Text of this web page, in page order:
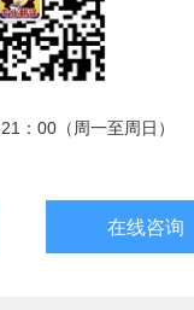
：00（周一至周日）
在线咨询